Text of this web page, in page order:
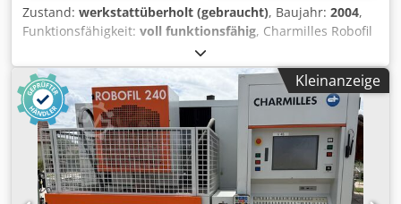
Zustand: werkstattüberholt (gebraucht), Baujahr: 2004,
Funktionsfähigkeit: voll funktionsfähig, Charmilles Robofil
440 CC Baujahr 2004 Charmilles Millenium Steuerung
Verfahrwege (X / Y / Z): 550 x 350 x 400 mm Verfahrwege (U
/ V): 550 x 350 mm Max. Konikwinkel: +/- 30° bei 400 mm
Höhe Integrated Collision Protection (ICP) auf allen 5
Achsen Maximale Werkstückabmessungen: 1200 x 700 x
400 mm Maximales Werkstückgewicht: 1500 kg
Schneidgeschwindigkeit von 400 mm²/min Beste
Oberfläche: Ra 0,2 µm Verfügbare Drahtdurchmesser: 0,15
mm bis 0,33 mm Abmessungen der kompletten Anlage:
Kleinanzeige